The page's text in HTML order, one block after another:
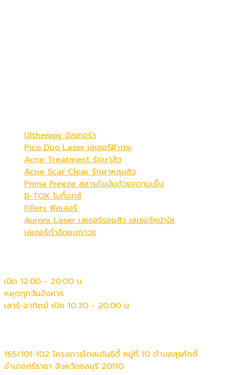
Ultherapy อัลเทอร่า
Pico Duo Laser เลเซอร์ฝ้ากระ
Acne Treatment รักษาสิว
Acne Scar Clear รักษาหลุมสิว
Prima Freeze สลายไขมันด้วยความเย็น
B-TOX โบท็อกซ์
Fillers ฟิลเลอร์
Aurora Laser เลเซอร์รอยสิว เลเซอร์หน้าใส
เลเซอร์กำจัดขนถาวร
เปิด 12:00 - 20:00 น.
หยุดทุกวันอังคาร
เสาร์-อาทิตย์ เปิด 10:30 - 20:00 น.
165/101-102 โครงการโกลเด้นซิตี้ หมู่ที่ 10 ตำบลสุรศักดิ์
อำเภอศรีราชา จังหวัดชลบุรี 20110